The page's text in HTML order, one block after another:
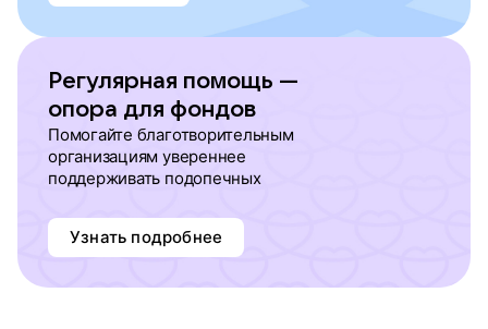
Регулярная помощь —
опора для фондов
Помогайте благотворительным
организациям увереннее
поддерживать подопечных
Узнать подробнее